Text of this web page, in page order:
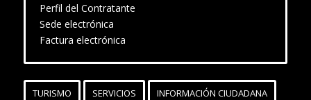
Perfil del Contratante
Sede electrónica
Factura electrónica
TURISMO SERVICIOS INFORMACIÓN CIUDADANA